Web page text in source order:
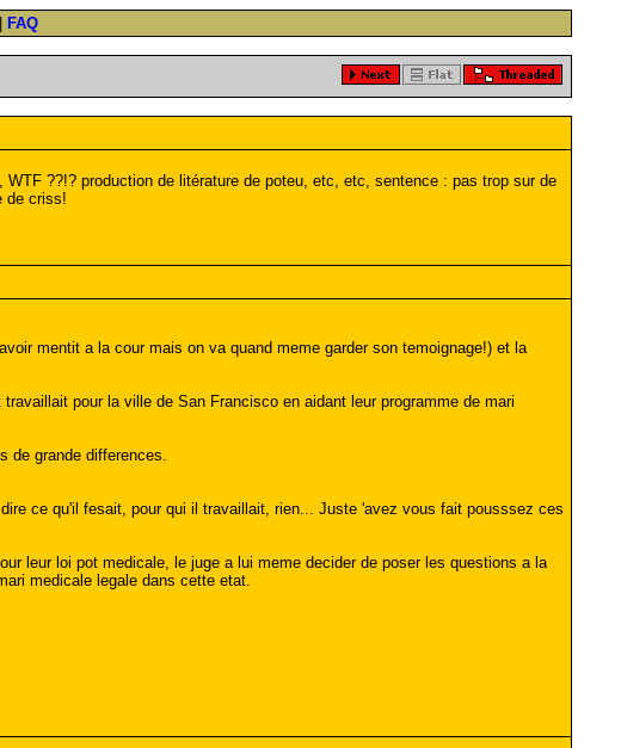
FAQ
??!? production de litérature de poteu, etc, etc, sentence : pas trop sur de
de criss!
mentit a la cour mais on va quand meme garder son temoignage!) et la
pour la ville de San Francisco en aidant leur programme de mari
de grande differences.
ce qu'il fesait, pour qui il travaillait, rien... Juste 'avez vous fait pousssez ces
leur loi pot medicale, le juge a lui meme decider de poser les questions a la
medicale legale dans cette etat.